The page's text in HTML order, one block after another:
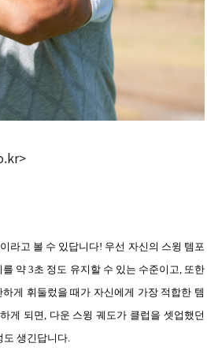
라고 볼 수 있답니다! 우선 자신의 스윙 템포
를 약3초 정도 유지할 수 있는 수준이고 또한
게 휘둘렀을 때가 자신에게 가장 적합한 템
게 되면
다운 스윙 궤도가 클럽을 셋업했던
도 생긴답니다